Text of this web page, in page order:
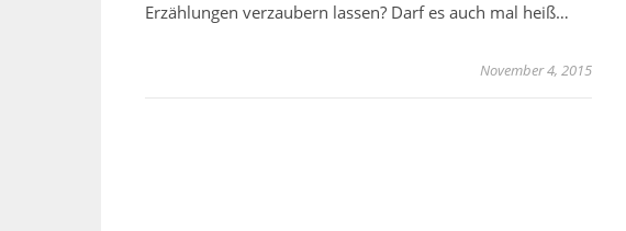
Erzählungen verzaubern lassen? Darf es auch mal heiß…
November 4, 2015